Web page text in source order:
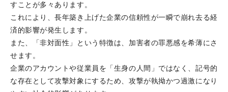
すことが多々あります。
これにより、長年築き上げた企業の信頼性が一瞬で崩れ去る経
済的影響が発生します。
また、「非対面性」という特徴は、加害者の罪悪感を希薄にさ
せます。
企業のアカウントや従業員を「生身の人間」ではなく、記号的
な存在として攻撃対象にするため、攻撃が執拗かつ過激になり